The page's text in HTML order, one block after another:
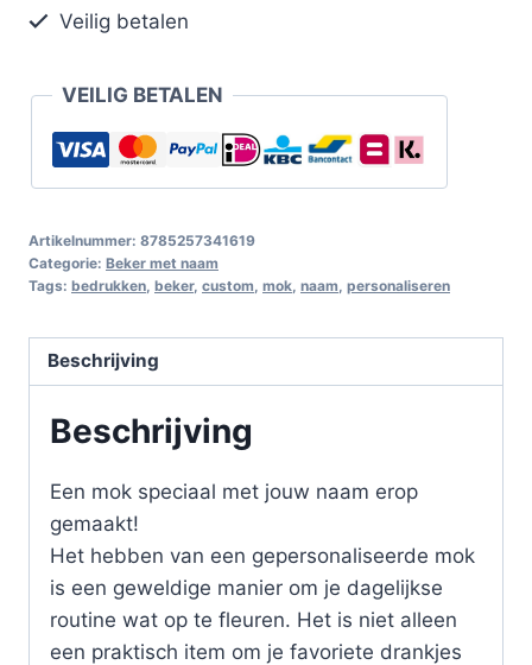
Veilig betalen
VEILIG BETALEN
Artikelnummer: 8785257341619
Categorie: Beker met naam
Tags: bedrukken beker, custom mok naam personaliseren
Beschrijving
Beschrijving
Een mok speciaal met jouw naam erop
gemaakt!
Het hebben van een gepersonaliseerde mok
is een geweldige manier om je dagelijkse
routine wat op te fleuren. Het is niet alleen
een praktisch item om je favoriete drankjes